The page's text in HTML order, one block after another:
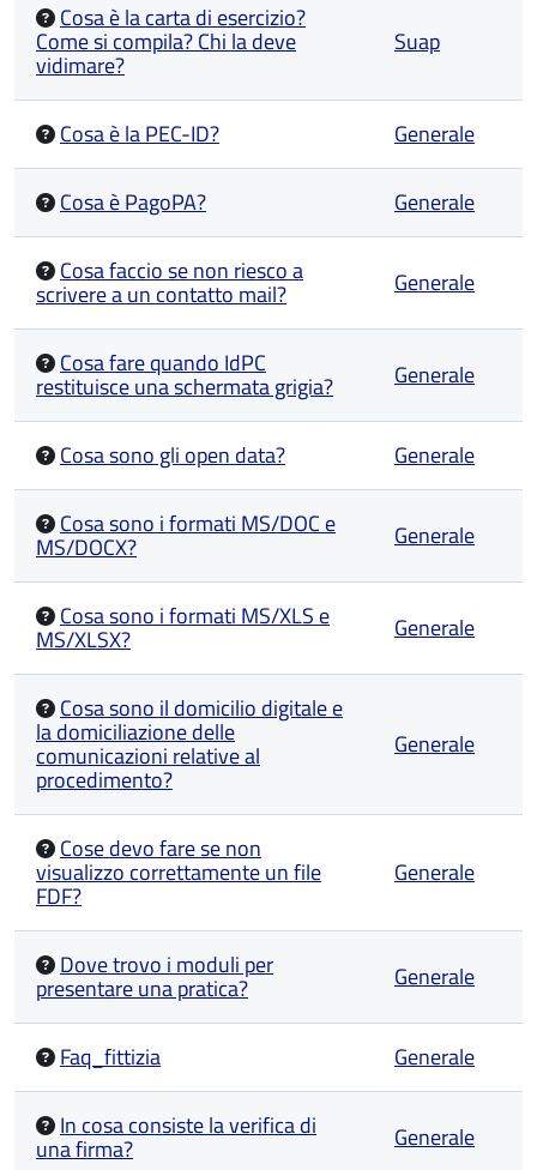
Cosa è la carta di esercizio?
Come si compila? Chi la deve
vidimare?
Suap
Cosa è la PEC-ID? Generale
Cosa è PagoPA? Generale
Cosa faccio se non riesco a
scrivere a un contatto mail? Generale
Cosa fare quando IdPC
restituisce una schermata grigia? Generale
Cosa sono gli open data? Generale
Cosa sono i formati MS/DOC e
MS/DOCX? Generale
Cosa sono i formati MS/XLS e
MS/XLSX? Generale
Cosa sono il domicilio digitale e
la domiciliazione delle
comunicazioni relative al
procedimento?
Generale
Cose devo fare se non
visualizzo correttamente un file
FDF?
Generale
Dove trovo i moduli per
presentare una pratica? Generale
Faq_fittizia Generale
In cosa consiste la verifica di
una firma? Generale